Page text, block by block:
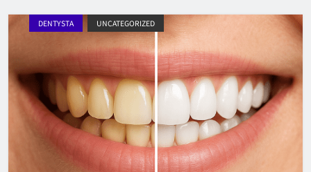
DENTYSTA UNCATEGORIZED